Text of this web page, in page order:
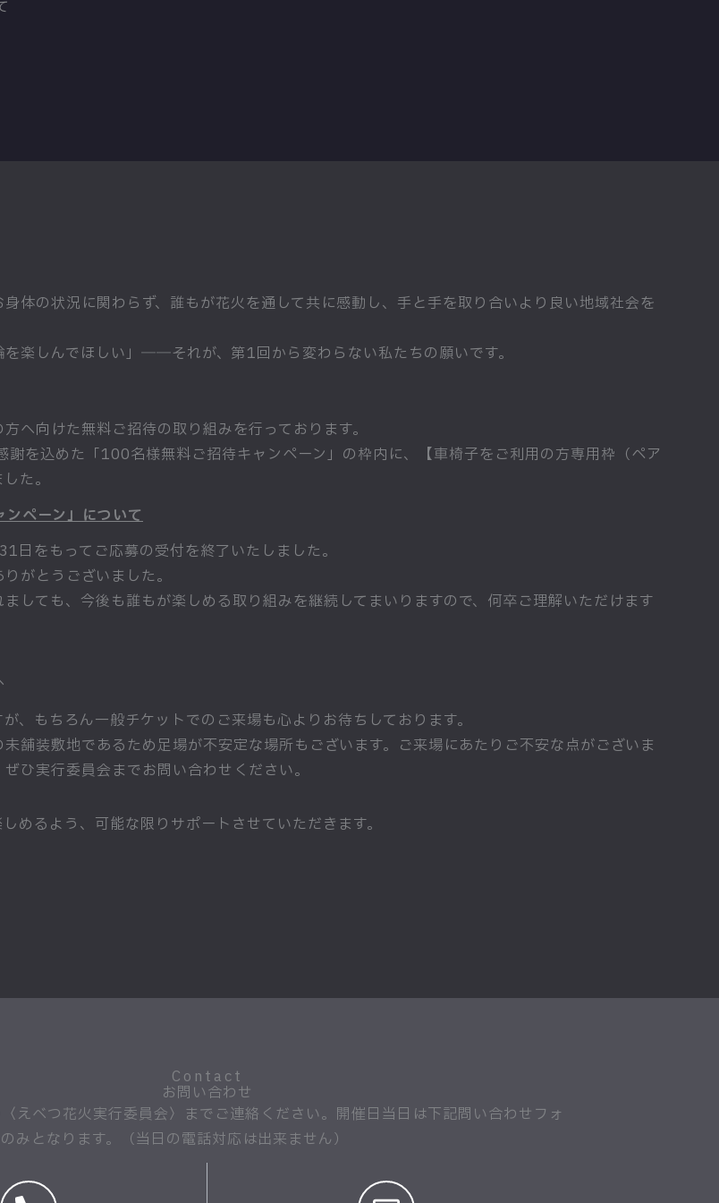
体の状況に関わらず、誰もが花火を通して共に感動し、手と手を取り合いより良い地域社会を
を楽しんでほしい」――それが、第1回から変わらない私たちの願いです。
へ向けた無料ご招待の取り組みを行っております。
を込めた「100名様無料ご招待キャンペーン」の枠内に、【車椅子をご利用の方専用枠（ペア
た。
ペーン」について
日をもってご応募の受付を終了いたしました。
がとうございました。
しても、今後も誰もが楽しめる取り組みを継続してまいりますので、何卒ご理解いただけます
、もちろん一般チケットでのご来場も心よりお待ちしております。
舗装敷地であるため足場が不安定な場所もございます。ご来場にあたりご不安な点がございま
ひ実行委員会までお問い合わせください。
めるよう、可能な限りサポートさせていただきます。
Contact
お問い合わせ
えべつ花火実行委員会〉までご連絡ください。開催日当日は下記問い合わせフォ
みとなります。（当日の電話対応は出来ません）